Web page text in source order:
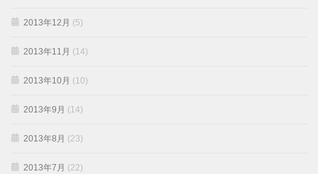
2013年12月 (5)
2013年11月 (14)
2013年10月 (10)
2013年9月 (14)
2013年8月 (23)
2013年7月 (22)